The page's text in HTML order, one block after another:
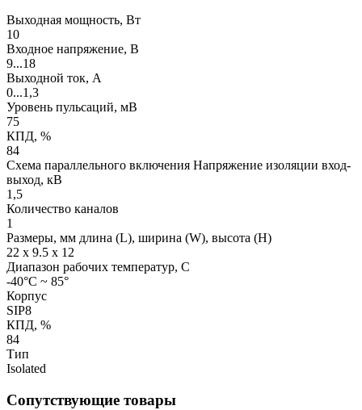
Выходная мощность, Вт
10
Входное напряжение, В
9...18
Выходной ток, А
0...1,3
Уровень пульсаций, мВ
75
КПД, %
84
Схема параллельного включения Напряжение изоляции вход-
выход, кВ
1,5
Количество каналов
1
Размеры, мм длина (L), ширина (W), высота (H)
22 x 9.5 x 12
Диапазон рабочих температур, С
-40°C ~ 85°
Корпус
SIP8
КПД, %
84
Тип
Isolated
Сопутствующие товары